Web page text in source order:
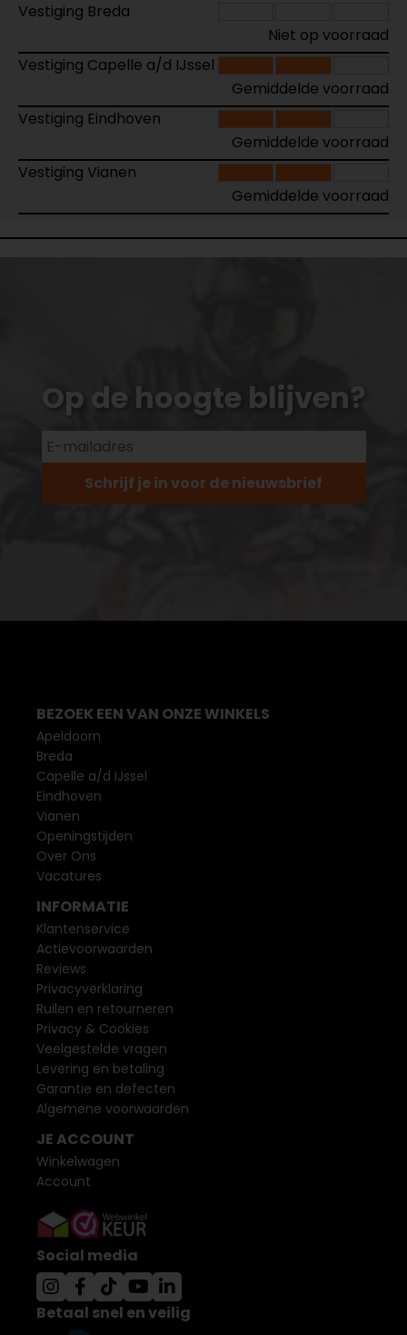
Vestiging Breda
Niet op voorraad
Vestiging Capelle a/d IJssel
Gemiddelde voorraad
Vestiging Eindhoven
Gemiddelde voorraad
Vestiging Vianen
Gemiddelde voorraad
Op de hoogte blijven?
Schrijf je in voor de nieuwsbrief
BEZOEK EEN VAN ONZE WINKELS
Apeldoorn
Breda
Capelle a/d IJssel
Eindhoven
Vianen
Openingstijden
Over Ons
Vacatures
INFORMATIE
Klantenservice
Actievoorwaarden
Reviews
Privacyverklaring
Ruilen en retourneren
Privacy & Cookies
Veelgestelde vragen
Levering en betaling
Garantie en defecten
Algemene voorwaarden
JE ACCOUNT
Winkelwagen
Account
Social media
Betaal snel en veilig